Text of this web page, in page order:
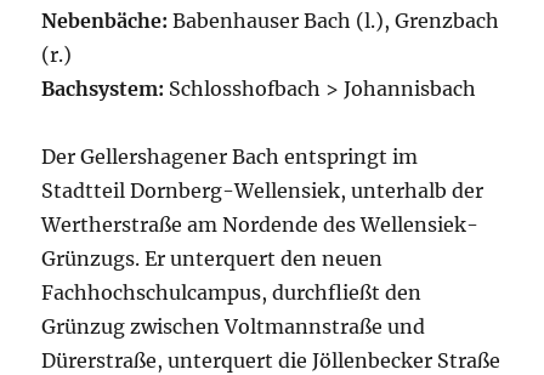
Nebenbäche: Babenhauser Bach (l.), Grenzbach
(r.)
Bachsystem: Schlosshofbach > Johannisbach
Der Gellershagener Bach entspringt im
Stadtteil Dornberg-Wellensiek, unterhalb der
Wertherstraße am Nordende des Wellensiek-
Grünzugs. Er unterquert den neuen
Fachhochschulcampus, durchfließt den
Grünzug zwischen Voltmannstraße und
Dürerstraße, unterquert die Jöllenbecker Straße